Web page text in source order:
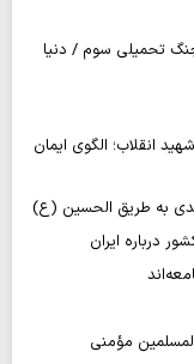
تحمیلی سوم / دنیا
انقلاب؛ الگوی ایمان
درباره ایران
مؤمنی